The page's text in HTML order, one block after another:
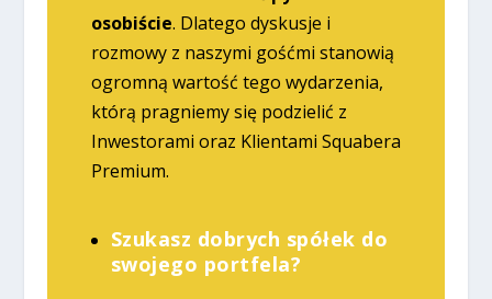
osobiście. Dlatego dyskusje i
rozmowy z naszymi gośćmi stanowią
ogromną wartość tego wydarzenia,
którą pragniemy się podzielić z
Inwestorami oraz Klientami Squabera
Premium.
Szukasz dobrych spółek do
swojego portfela?